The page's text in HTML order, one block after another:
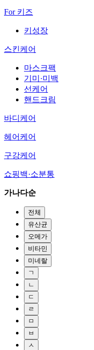
For 키즈
키성장
스킨케어
마스크팩
기미·미백
선케어
핸드크림
바디케어
헤어케어
구강케어
쇼핑백·소분통
가나다순
전체
유산균
오메가
비타민
미네랄
ㄱ
ㄴ
ㄷ
ㄹ
ㅁ
ㅂ
ㅅ